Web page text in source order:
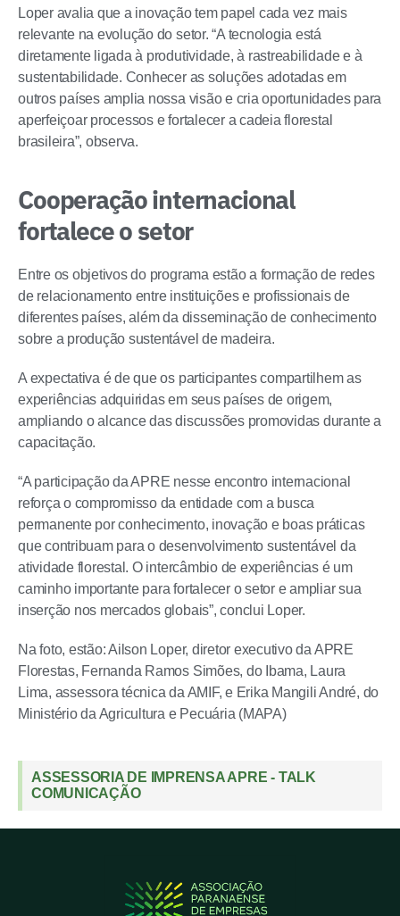
Loper avalia que a inovação tem papel cada vez mais
relevante na evolução do setor. “A tecnologia está
diretamente ligada à produtividade, à rastreabilidade e à
sustentabilidade. Conhecer as soluções adotadas em
outros países amplia nossa visão e cria oportunidades para
aperfeiçoar processos e fortalecer a cadeia florestal
brasileira”, observa.
Cooperação internacional
fortalece o setor
Entre os objetivos do programa estão a formação de redes
de relacionamento entre instituições e profissionais de
diferentes países, além da disseminação de conhecimento
sobre a produção sustentável de madeira.
A expectativa é de que os participantes compartilhem as
experiências adquiridas em seus países de origem,
ampliando o alcance das discussões promovidas durante a
capacitação.
“A participação da APRE nesse encontro internacional
reforça o compromisso da entidade com a busca
permanente por conhecimento, inovação e boas práticas
que contribuam para o desenvolvimento sustentável da
atividade florestal. O intercâmbio de experiências é um
caminho importante para fortalecer o setor e ampliar sua
inserção nos mercados globais”, conclui Loper.
Na foto, estão: Ailson Loper, diretor executivo da APRE
Florestas, Fernanda Ramos Simões, do Ibama, Laura
Lima, assessora técnica da AMIF, e Erika Mangili André, do
Ministério da Agricultura e Pecuária (MAPA)
ASSESSORIA DE IMPRENSA APRE - TALK
COMUNICAÇÃO